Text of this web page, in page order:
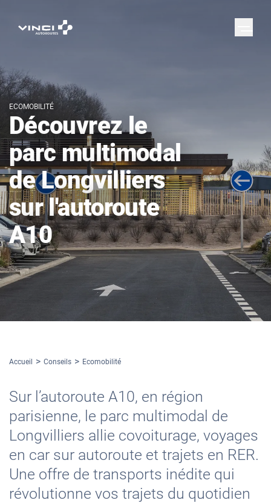
ECOMOBILITÉ
Découvrez le
parc multimodal
de Longvilliers
sur l'autoroute
A10
Accueil Conseils Ecomobilité
Sur l’autoroute A10, en région
parisienne, le parc multimodal de
Longvilliers allie covoiturage, voyages
en car sur autoroute et trajets en RER.
Une offre de transports inédite qui
révolutionne vos trajets du quotidien